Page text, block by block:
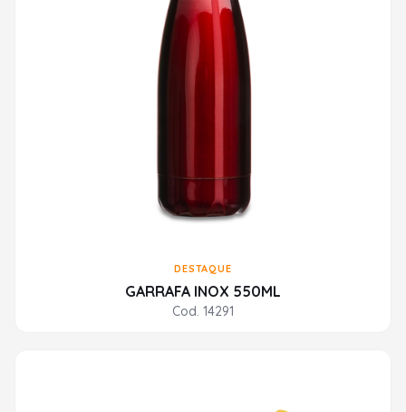
DESTAQUE
GARRAFA INOX 550ML
Cod. 14291